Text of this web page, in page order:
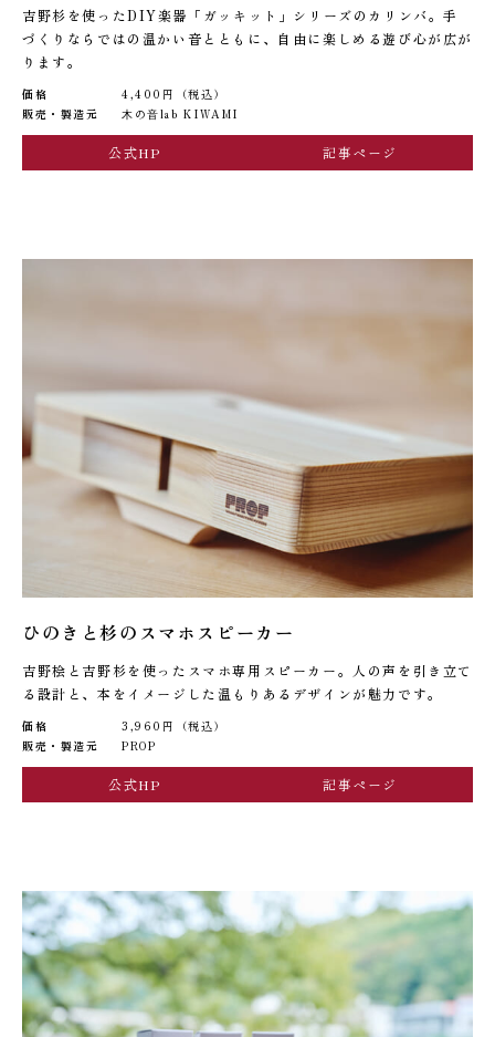
吉野杉を使ったDIY楽器「ガッキット」シリーズのカリンバ。手
づくりならではの温かい音とともに、自由に楽しめる遊び心が広が
ります。
価格
4,400円（税込）
販売・製造元
⽊の⾳lab KIWAMI
公式HP 記事ページ
ひのきと杉のスマホスピーカー
吉野桧と吉野杉を使ったスマホ専用スピーカー。人の声を引き立て
る設計と、本をイメージした温もりあるデザインが魅力です。
価格
3,960円（税込）
販売・製造元
PROP
公式HP 記事ページ